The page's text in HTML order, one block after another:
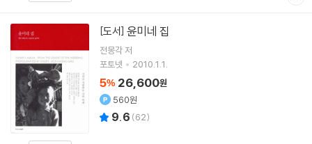
[도서] 윤미네 집
전몽각저
포토넷
2010.1.1.
5% 26,600원
560원
9.6 (62)